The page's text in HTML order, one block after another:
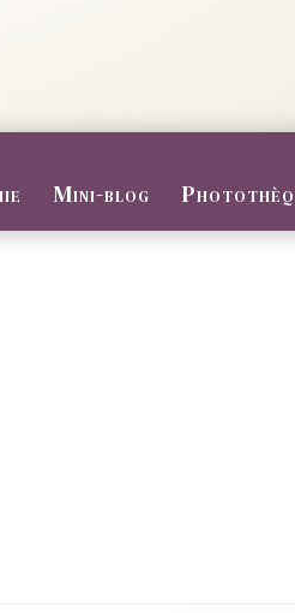
Mini-blog